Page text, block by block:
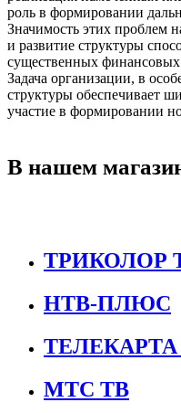
роль в формировании
Значимость этих проблем
и развитие структуры
существенных
Задача организации, в
структуры обеспечивает
участие в формировании
В нашем
ТРИКОЛОР
НТВ-ПЛЮС
ТЕЛЕКАРТА
МТС ТВ